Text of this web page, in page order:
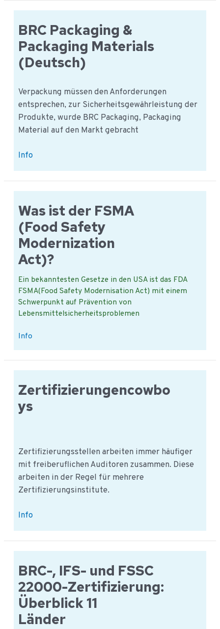
Distribution
(Deutsch)
BRC Packaging &
Packaging Materials
(Deutsch)
Verpackung müssen den Anforderungen
entsprechen, zur Sicherheitsgewährleistung der
Produkte, wurde BRC Packaging, Packaging
Material auf den Markt gebracht
BRC
&
Packaging
Materials
(Deutsch)
Info
Was ist der FSMA
(Food Safety
Modernization
Act)?
Ein bekanntesten Gesetze in den USA ist das FDA
FSMA(Food Safety Modernisation Act) mit einem
Schwerpunkt auf Prävention von
Lebensmittelsicherheitsproblemen
Was
der
FSMA
Safety
Modernization
Act)?
Info
Zertifizierungencowbo
ys
Zertifizierungsstellen arbeiten immer häufiger
mit freiberuflichen Auditoren zusammen. Diese
arbeiten in der Regel für mehrere
Zertifizierungsinstitute.
Zertifizierungencowboys
Info
BRC-, IFS- und FSSC
22000-Zertifizierung:
Überblick 11
Länder